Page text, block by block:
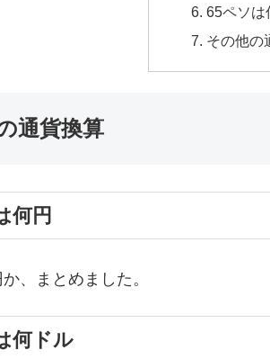
65ペソは
その他の
通貨換算
何円
、まとめました。
何ドル